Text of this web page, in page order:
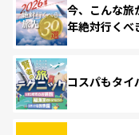
今、こんな旅
年絶対行くべ
コスパもタイ